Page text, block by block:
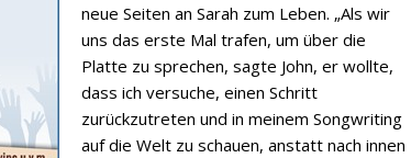
neue Seiten an Sarah zum Leben. „Als wir
uns das erste Mal trafen, um über die
Platte zu sprechen, sagte John, er wollte,
dass ich versuche, einen Schritt
zurückzutreten und in meinem Songwriting
auf die Welt zu schauen, anstatt nach innen